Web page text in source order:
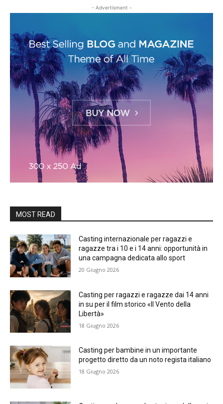
- Advertisment -
MOST READ
Casting internazionale per ragazzi e
ragazze tra i 10 e i 14 anni: opportunità in
una campagna dedicata allo sport
20 Giugno 2026
Casting per ragazzi e ragazze dai 14 anni
in su per il film storico «Il Vento della
Libertà»
18 Giugno 2026
Casting per bambine in un importante
progetto diretto da un noto regista italiano
18 Giugno 2026